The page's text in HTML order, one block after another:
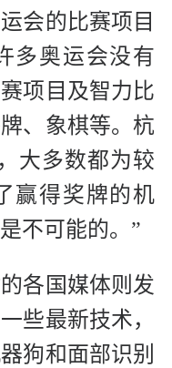
会的比赛项目
多奥运会没有
项目及智力比
、象棋等。杭
大多数都为较
赢得奖牌的机
不可能的。”
各国媒体则发
些最新技术，
狗和面部识别